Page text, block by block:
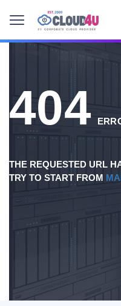
404
THE REQUESTED URL
TRY TO START FROM